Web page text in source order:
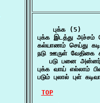
    புக்க (5)
புக்க இடத்து அச்சம்
கல்யாணம் செய்து
நடு ஊருள் வேதிகை
படு பனை அன்னர்
புக்க வாய் எல்லாம்
படும் புலால் புள்
TOP